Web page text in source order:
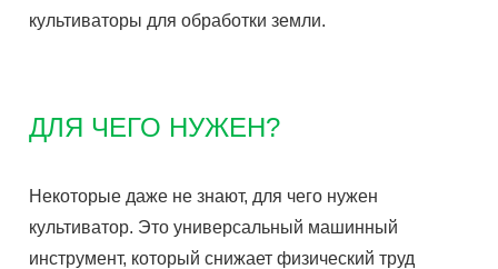
культиваторы для обработки земли.
ДЛЯ ЧЕГО НУЖЕН?
Некоторые даже не знают, для чего нужен
культиватор. Это универсальный машинный
инструмент, который снижает физический труд